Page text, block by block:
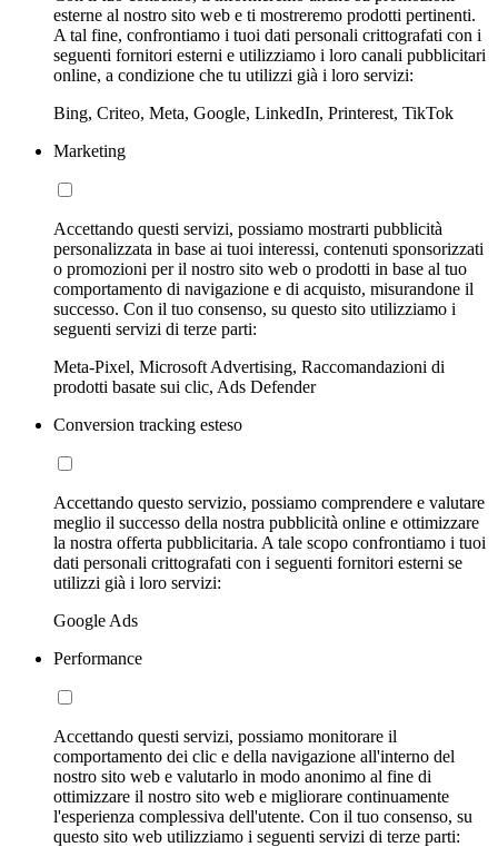
esterne al nostro sito web e ti mostreremo prodotti pertinenti.
A tal fine, confrontiamo i tuoi dati personali crittografati con i
seguenti fornitori esterni e utilizziamo i loro canali pubblicitari
online, a condizione che tu utilizzi già i loro servizi:
Bing, Criteo, Meta, Google, LinkedIn, Printerest, TikTok
Marketing
Accettando questi servizi, possiamo mostrarti pubblicità
personalizzata in base ai tuoi interessi, contenuti sponsorizzati
o promozioni per il nostro sito web o prodotti in base al tuo
comportamento di navigazione e di acquisto, misurandone il
successo. Con il tuo consenso, su questo sito utilizziamo i
seguenti servizi di terze parti:
Meta-Pixel, Microsoft Advertising, Raccomandazioni di
prodotti basate sui clic, Ads Defender
Conversion tracking esteso
Accettando questo servizio, possiamo comprendere e valutare
meglio il successo della nostra pubblicità online e ottimizzare
la nostra offerta pubblicitaria. A tale scopo confrontiamo i tuoi
dati personali crittografati con i seguenti fornitori esterni se
utilizzi già i loro servizi:
Google Ads
Performance
Accettando questi servizi, possiamo monitorare il
comportamento dei clic e della navigazione all'interno del
nostro sito web e valutarlo in modo anonimo al fine di
ottimizzare il nostro sito web e migliorare continuamente
l'esperienza complessiva dell'utente. Con il tuo consenso, su
questo sito web utilizziamo i seguenti servizi di terze parti: